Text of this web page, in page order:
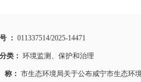
： 011337514/2025-14471
类： 环境监测、保护和治理
： 市生态环境局关于公布咸宁市生态环